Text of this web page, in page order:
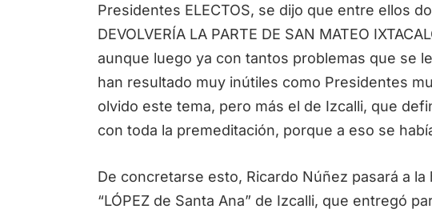
Presidentes ELECTOS, se dijo que entre ellos
DEVOLVERÍA LA PARTE DE SAN MATEO
aunque luego ya con tantos problemas que se
han resultado muy inútiles como Presidentes
olvido este tema, pero más el de Izcalli, que
con toda la premeditación, porque a eso se
De concretarse esto, Ricardo Núñez pasará a
“LÓPEZ de Santa Ana” de Izcalli, que entregó